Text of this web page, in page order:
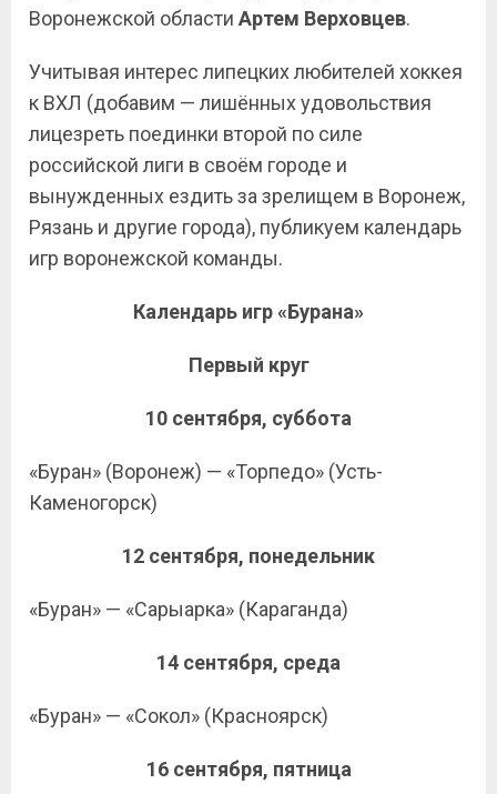
Воронежской области Артем Верховцев.
Учитывая интерес липецких любителей хоккея
к ВХЛ (добавим — лишённых удовольствия
лицезреть поединки второй по силе
российской лиги в своём городе и
вынужденных ездить за зрелищем в Воронеж,
Рязань и другие города), публикуем календарь
игр воронежской команды.
Календарь игр «Бурана»
Первый круг
10 сентября, суббота
«Буран» (Воронеж) — «Торпедо» (Усть-
Каменогорск)
12 сентября, понедельник
«Буран» — «Сарыарка» (Караганда)
14 сентября, среда
«Буран» — «Сокол» (Красноярск)
16 сентября, пятница